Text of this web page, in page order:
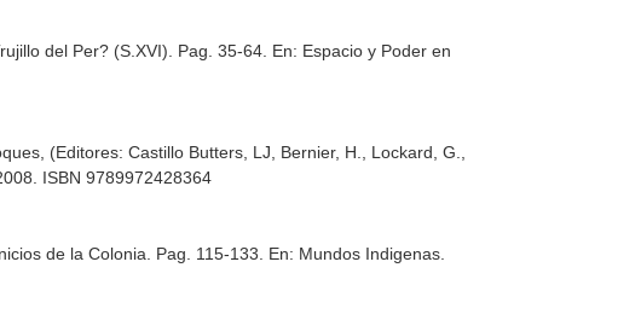
del Per? (S.XVI). Pag. 35-64. En: Espacio y Poder en
(Editores: Castillo Butters, LJ, Bernier, H., Lockard, G.,
ISBN 9789972428364
de la Colonia. Pag. 115-133. En: Mundos Indigenas